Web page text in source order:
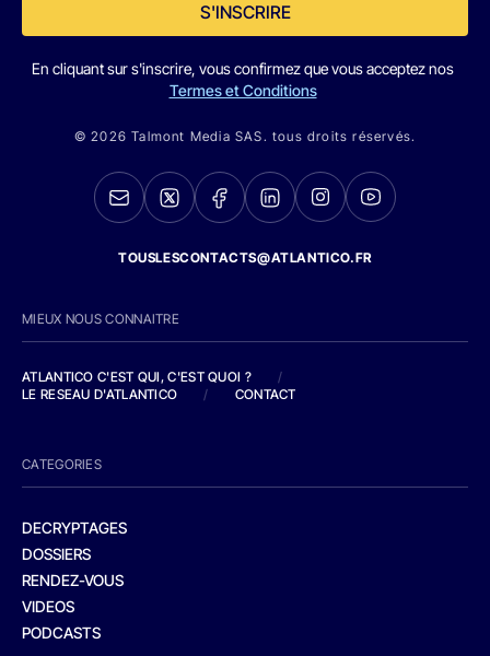
S'INSCRIRE
En cliquant sur s'inscrire, vous confirmez que vous acceptez nos
Termes et Conditions
© 2026 Talmont Media SAS. tous droits réservés.
TOUSLESCONTACTS@ATLANTICO.FR
MIEUX NOUS CONNAITRE
ATLANTICO C'EST QUI, C'EST QUOI ?
/
LE RESEAU D'ATLANTICO
/ CONTACT
CATEGORIES
DECRYPTAGES
DOSSIERS
RENDEZ-VOUS
VIDEOS
PODCASTS